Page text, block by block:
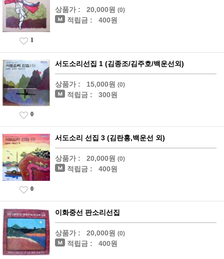
상품가 : 20,000원 (0)
적립금 : 400원
1
서도소리선집 1 (김종조/김주호/백운선외)
상품가 : 15,000원 (0)
적립금 : 300원
0
서도소리 선집 3 (김란홍,백운선 외)
상품가 : 20,000원 (0)
적립금 : 400원
0
이화중선 판소리선집
상품가 : 20,000원 (0)
적립금 : 400원